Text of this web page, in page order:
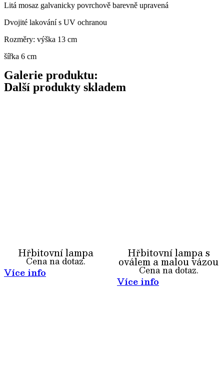
Litá mosaz galvanicky povrchově barevně upravená
Dvojité lakování s UV ochranou
Rozměry: výška 13 cm
šířka 6 cm
Galerie produktu:
Další produkty skladem
Hřbitovní lampa
Cena na dotaz.
Více info
Hřbitovní lampa s
oválem a malou vázou
Cena na dotaz.
Více info